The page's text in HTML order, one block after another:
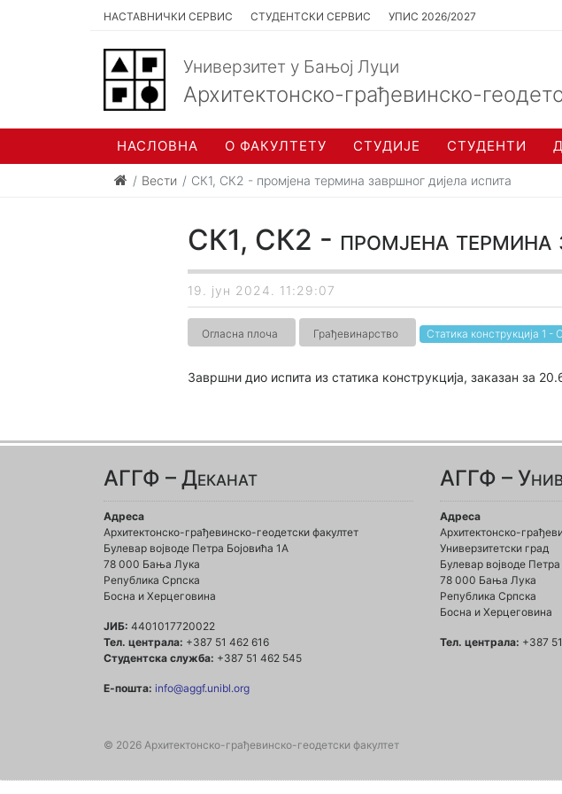
НАСТАВНИЧКИ СЕРВИС СТУДЕНТСКИ СЕРВИС УПИС 2026/2027
Универзитет у Бањој Луци
Архитектонско-грађевинско-
НАСЛОВНА О ФАКУЛТЕТУ СТУДИЈЕ СТУДЕНТИ
Вести СК1, СК2 - промјена термина завршног дијела испита
СК1, СК2 - промјена термина
19. јун 2024. 11:29:07
Огласна плоча Грађевинарство Статика конструкција 1 -
Завршни дио испита из статика конструкција, заказан за
АГГФ – Деканат
Адреса
Архитектонско-грађевинско-геодетски факултет
Булевар војводе Петра Бојовића 1A
78 000 Бања Лука
Република Српска
Босна и Херцеговина
ЈИБ: 4401017720022
Тел. централа: +387 51 462 616
Студентска служба: +387 51 462 545
Е-пошта: info@aggf.unibl.org
АГГФ –
Адреса
Архитектонско-
Универзитетски град
Булевар војводе
78 000 Бања Лука
Република Српска
Босна и Херцеговина
Тел. централа: +387
© 2026 Архитектонско-грађевинско-геодетски факултет